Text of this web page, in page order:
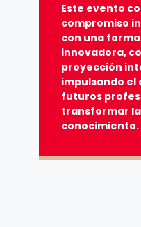
Este evento
compromiso
con una
innovadora,
proyección
impulsando el
futuros
transformar
conocimiento.